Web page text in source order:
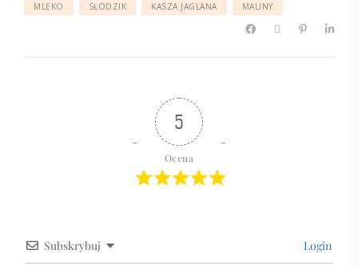
MLEKO SŁODZIK KASZA JAGLANA MALINY
5
Ocena
Subskrybuj Login